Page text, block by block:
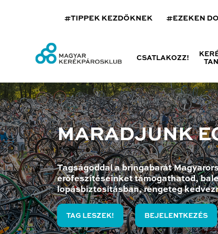
#TIPPEK KEZDŐKNEK #EZEKEN
CSATLAKOZZ!
MARADJUNK
Tagságoddal a bringabarát
erőfeszítéseinket támogathatod,
lopásbiztosításban, rengeteg
TAG LESZEK! BEJELENTKEZÉS